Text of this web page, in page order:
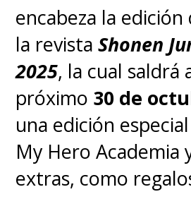
encabeza la
la revistaShonen
2025, la cual saldrá
próximo 30 de
una edición
My Hero Academia
extras, como